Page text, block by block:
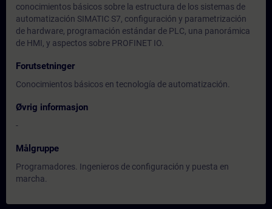
conocimientos básicos sobre la estructura de los sistemas de
automatización SIMATIC S7, configuración y parametrización
de hardware, programación estándar de PLC, una panorámica
de HMI, y aspectos sobre PROFINET IO.
Forutsetninger
Conocimientos básicos en tecnología de automatización.
Øvrig informasjon
-
Målgruppe
Programadores. Ingenieros de configuración y puesta en
marcha.